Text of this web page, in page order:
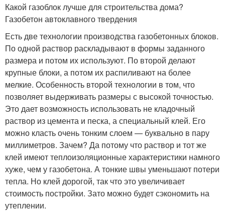
Какой газоблок лучше для строительства дома?
Газобетон автоклавного твердения
Есть две технологии производства газобетонных блоков.
По одной раствор раскладывают в формы заданного
размера и потом их используют. По второй делают
крупные блоки, а потом их распиливают на более
мелкие. Особенность второй технологии в том, что
позволяет выдерживать размеры с высокой точностью.
Это дает возможность использовать не кладочный
раствор из цемента и песка, а специальный клей. Его
можно класть очень тонким слоем — буквально в пару
миллиметров. Зачем? Да потому что раствор и тот же
клей имеют теплоизоляционные характеристики намного
хуже, чем у газобетона. А тонкие швы уменьшают потери
тепла. Но клей дорогой, так что это увеличивает
стоимость постройки. Зато можно будет сэкономить на
утеплении.